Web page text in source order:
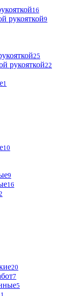
16
рукояткой9
25
рукояткой22
1
10
9
16
20
7
5